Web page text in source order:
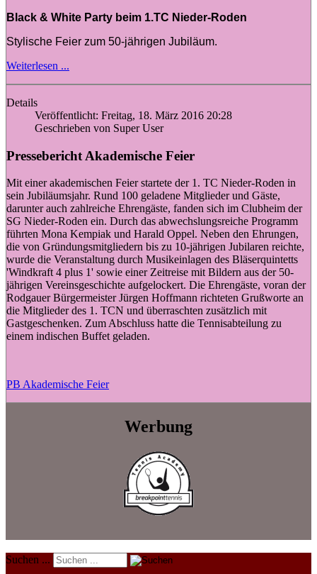
Black & White Party beim 1.TC Nieder-Roden
Stylische Feier zum 50-jährigen Jubiläum.
Weiterlesen ...
Details
Veröffentlicht: Freitag, 18. März 2016 20:28
Geschrieben von Super User
Pressebericht Akademische Feier
Mit einer akademischen Feier startete der 1. TC Nieder-Roden in
sein Jubiläumsjahr. Rund 100 geladene Mitglieder und Gäste,
darunter auch zahlreiche Ehrengäste, fanden sich im Clubheim der
SG Nieder-Roden ein. Durch das abwechslungsreiche Programm
führten Mona Kempiak und Harald Oppel. Neben den Ehrungen,
die von Gründungsmitgliedern bis zu 10-jährigen Jubilaren reichte,
wurde die Veranstaltung durch Musikeinlagen des Bläserquintetts
'Windkraft 4 plus 1' sowie einer Zeitreise mit Bildern aus der 50-
jährigen Vereinsgeschichte aufgelockert. Die Ehrengäste, voran der
Rodgauer Bürgermeister Jürgen Hoffmann richteten Grußworte an
die Mitglieder des 1. TCN und überraschten zusätzlich mit
Gastgeschenken. Zum Abschluss hatte die Tennisabteilung zu
einem indischen Buffet geladen.
PB Akademische Feier
Werbung
Suchen ...